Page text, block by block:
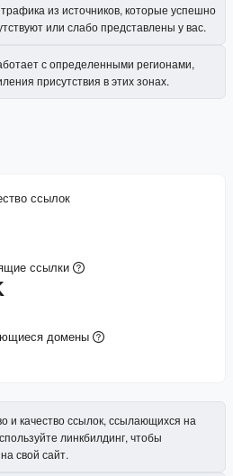
из источников, которые успешно
или слабо представлены у вас.
с определенными регионами,
присутствия в этих зонах.
ссылок
ссылки
домены
и качество ссылок, ссылающихся на
линкбилдинг, чтобы
свой сайт.